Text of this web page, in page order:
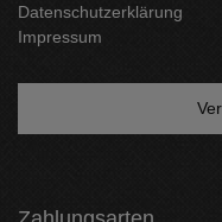
Datenschutzerklärung
Impressum